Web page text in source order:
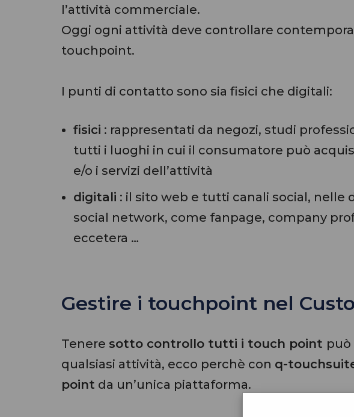
l’attività commerciale.
Oggi ogni attività deve controllare
touchpoint.
I punti di contatto sono sia fisici che digitali:
fisici : rappresentati da negozi, studi
tutti i luoghi in cui il consumatore può
e/o i servizi dell’attività
digitali : il sito web e tutti canali social, nelle
social network, come fanpage, company
eccetera …
Gestire i touchpoint nel
Tenere sotto controllo tutti i touch point
qualsiasi attività, ecco perchè con q-
point da un’unica piattaforma.